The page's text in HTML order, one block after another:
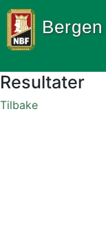
Resultater
Tilbake